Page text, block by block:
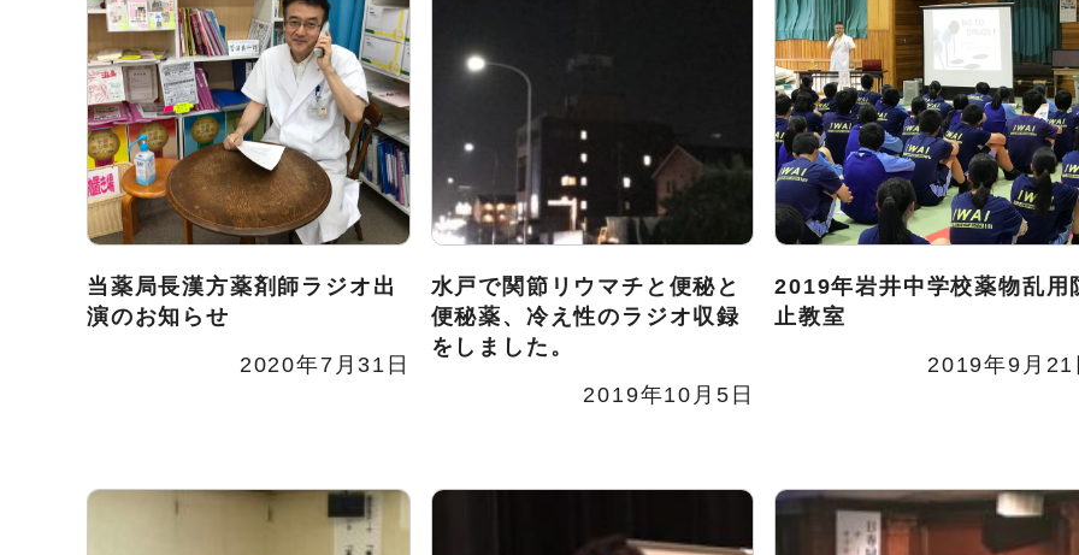
当薬局長漢方薬剤師ラジオ出
演のお知らせ
2020年7月31日
水戸で関節リウマチと便秘と
便秘薬、冷え性のラジオ収録
をしました。
2019年10月5日
2019年岩井中学校薬物乱用
止教室
2019年9月21